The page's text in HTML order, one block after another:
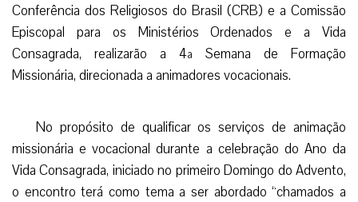
Conferência dos Religiosos do Brasil (CRB) e a Comissão
Episcopal para os Ministérios Ordenados e a Vida
Consagrada, realizarão a 4ª Semana de Formação
Missionária, direcionada a animadores vocacionais.
No propósito de qualificar os serviços de animação
missionária e vocacional durante a celebração do Ano da
Vida Consagrada, iniciado no primeiro Domingo do Advento,
o encontro terá como tema a ser abordado “chamados a